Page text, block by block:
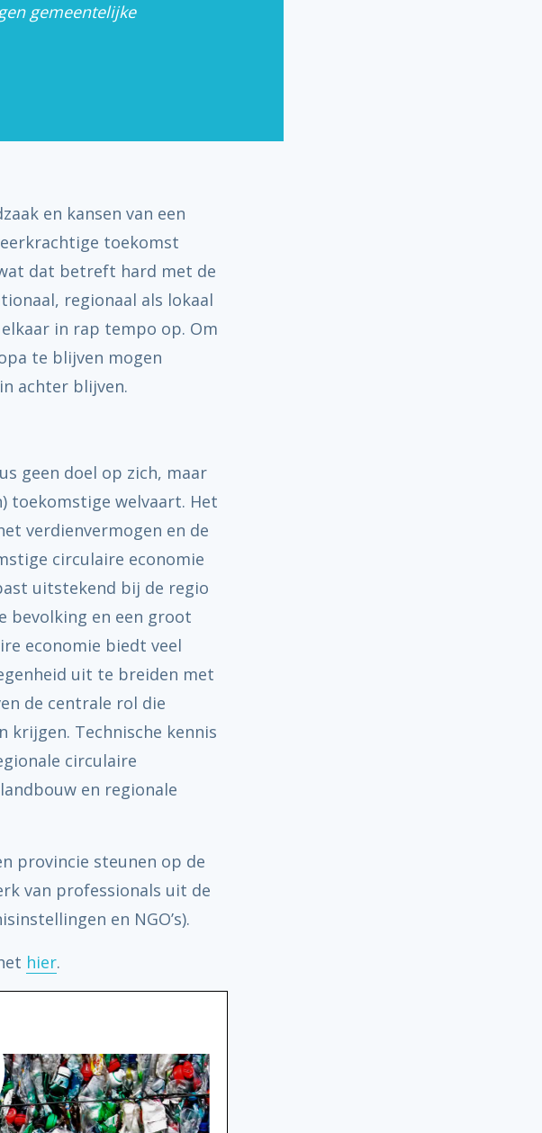
gemeentelijke
en kansen van een
toekomst
dat betreft hard met de
regionaal als lokaal
in rap tempo op. Om
te blijven mogen
achter blijven.
geen doel op zich, maar
toekomstige welvaart. Het
verdienvermogen en de
circulaire economie
uitstekend bij de regio
bevolking en een groot
economie biedt veel
uit te breiden met
de centrale rol die
Technische kennis
circulaire
en regionale
provincie steunen op de
van professionals uit de
en NGO’s).
hier.